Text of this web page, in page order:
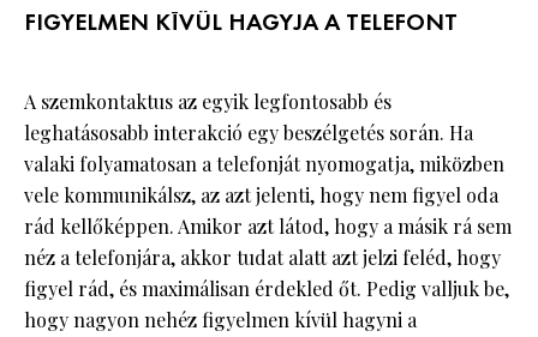
FIGYELMEN KÍVÜL HAGYJA A TELEFONT
A szemkontaktus az egyik legfontosabb és
leghatásosabb interakció egy beszélgetés során. Ha
valaki folyamatosan a telefonját nyomogatja, miközben
vele kommunikálsz, az azt jelenti, hogy nem figyel oda
rád kellőképpen. Amikor azt látod, hogy a másik rá sem
néz a telefonjára, akkor tudat alatt azt jelzi feléd, hogy
figyel rád, és maximálisan érdekled őt. Pedig valljuk be,
hogy nagyon nehéz figyelmen kívül hagyni a